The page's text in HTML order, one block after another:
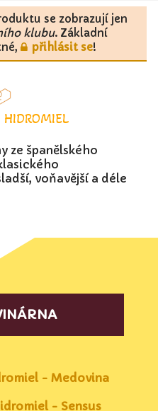
se zobrazují jen
klubu. Základní
přihlásit se!
HIDROMIEL
ze španělského
voňavější a déle
- Medovina
- Sensus